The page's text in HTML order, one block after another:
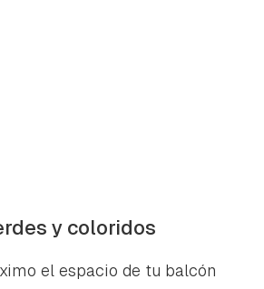
y coloridos
el espacio de tu balcón